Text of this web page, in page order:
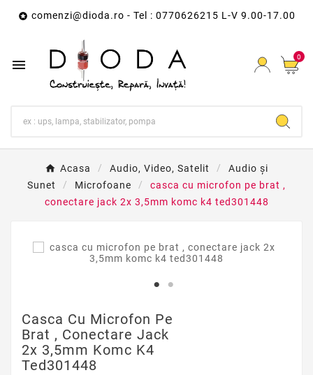
 comenzi@dioda.ro - Tel : 0770626215 L-V 9.00-17.00
 0
Acasa Audio, Video, Satelit
Audio și
Sunet
Microfoane
casca cu microfon pe brat ,
conectare jack 2x 3,5mm komc k4 ted301448
Casca Cu Microfon Pe
Brat , Conectare Jack
2x 3,5mm Komc K4
Ted301448